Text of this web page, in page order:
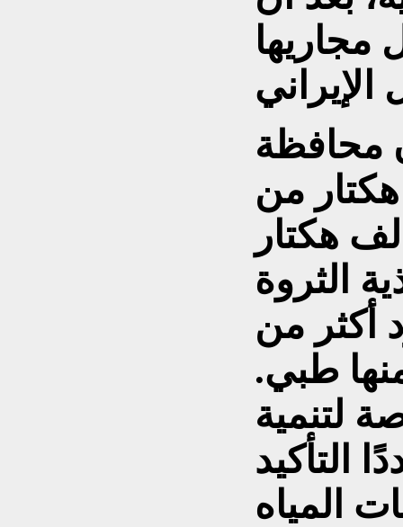
محافظة
ألف هكتار من
الطبيعية و780 ألف هكتار
الثروة
أكثر من
طبي.
لتنمية
التأكيد
المياه